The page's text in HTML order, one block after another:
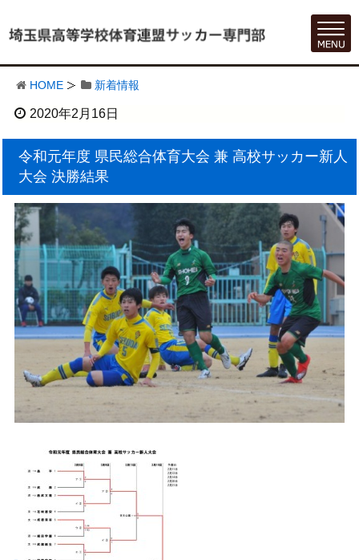
HOME 新着情報
2020年2月16日
令和元年度 県民総合体育大会 兼 高校サッカー新人
大会 決勝結果